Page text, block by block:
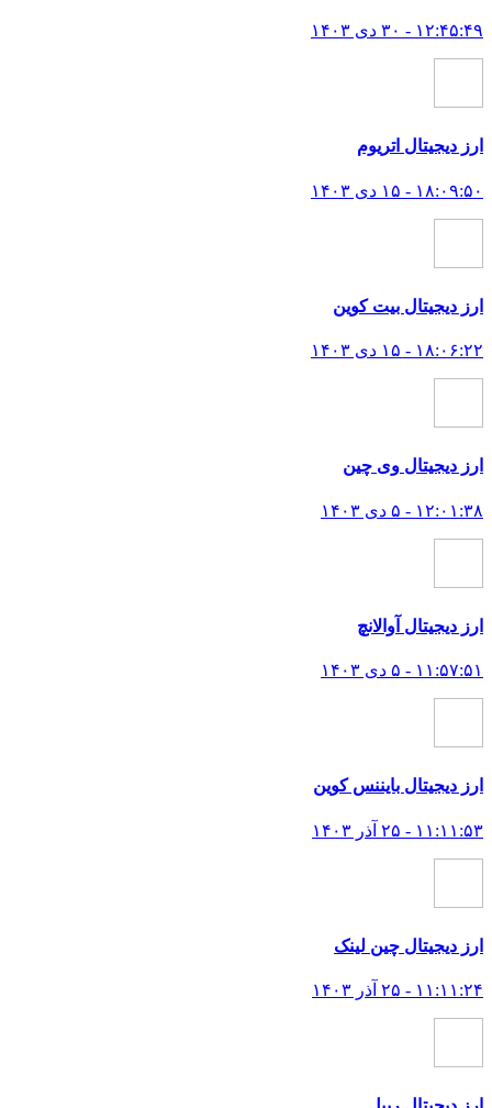
۱۲:۴۵:۴۹ - ۳۰ دی ۱۴۰۳
ارز دیجیتال اتریوم
۱۸:۰۹:۵۰ - ۱۵ دی ۱۴۰۳
ارز دیجیتال بیت کوین
۱۸:۰۶:۲۲ - ۱۵ دی ۱۴۰۳
ارز دیجیتال وی چین
۱۲:۰۱:۳۸ - ۵ دی ۱۴۰۳
ارز دیجیتال آوالانچ
۱۱:۵۷:۵۱ - ۵ دی ۱۴۰۳
ارز دیجیتال بایننس کوین
۱۱:۱۱:۵۳ - ۲۵ آذر ۱۴۰۳
ارز دیجیتال چین لینک
۱۱:۱۱:۲۴ - ۲۵ آذر ۱۴۰۳